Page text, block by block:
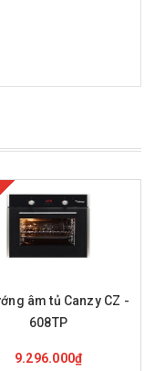
âm tủ Canzy CZ -
608TP
9.296.000₫